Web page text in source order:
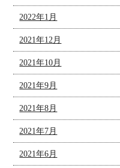
2022年1月
2021年12月
2021年10月
2021年9月
2021年8月
2021年7月
2021年6月